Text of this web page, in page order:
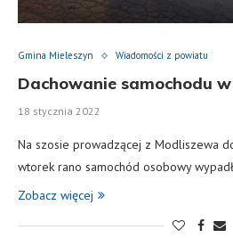
Gmina Mieleszyn Wiadomości z powiatu
Dachowanie samochodu w
18 stycznia 2022
Na szosie prowadzącej z Modliszewa
wtorek rano samochód osobowy
Zobacz więcej